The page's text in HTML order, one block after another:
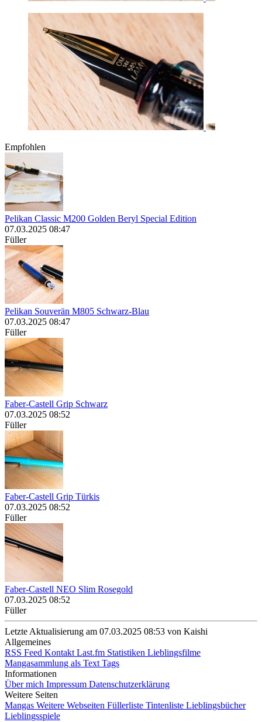
Empfohlen
Pelikan Classic M200 Golden Beryl Special Edition
07.03.2025 08:47
Füller
Pelikan Souverän M805 Schwarz-Blau
07.03.2025 08:47
Füller
Faber-Castell Grip Schwarz
07.03.2025 08:52
Füller
Faber-Castell Grip Türkis
07.03.2025 08:52
Füller
Faber-Castell NEO Slim Rosegold
07.03.2025 08:52
Füller
Letzte Aktualisierung am 07.03.2025 08:53 von Kaishi
Allgemeines
RSS Feed Kontakt Last.fm Statistiken Lieblingsfilme
Mangasammlung als Text Tags
Informationen
Über mich Impressum Datenschutzerklärung
Weitere Seiten
Mangas Weitere Webseiten Füllerliste Tintenliste Lieblingsbücher
Lieblingsspiele